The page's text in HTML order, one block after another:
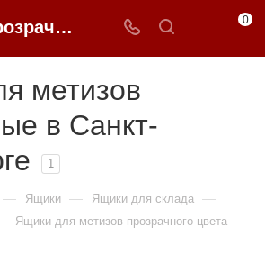
Купить прозрачные ящики для метизов в Санкт-Петербурге | 0FFER 0
метизов
в Санкт-
1
— Ящики — Ящики для склада —
Ящики для метизов прозрачного цвета